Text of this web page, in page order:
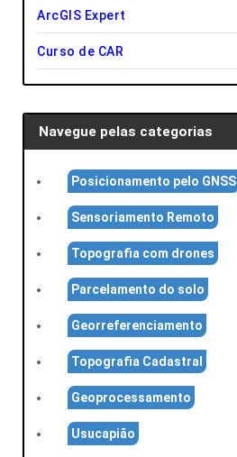
ArcGIS Expert
Curso de CAR
Navegue pelas categorias
Posicionamento pelo GNSS
Sensoriamento Remoto
Topografia com drones
Parcelamento do solo
Georreferenciamento
Topografia Cadastral
Geoprocessamento
Usucapião